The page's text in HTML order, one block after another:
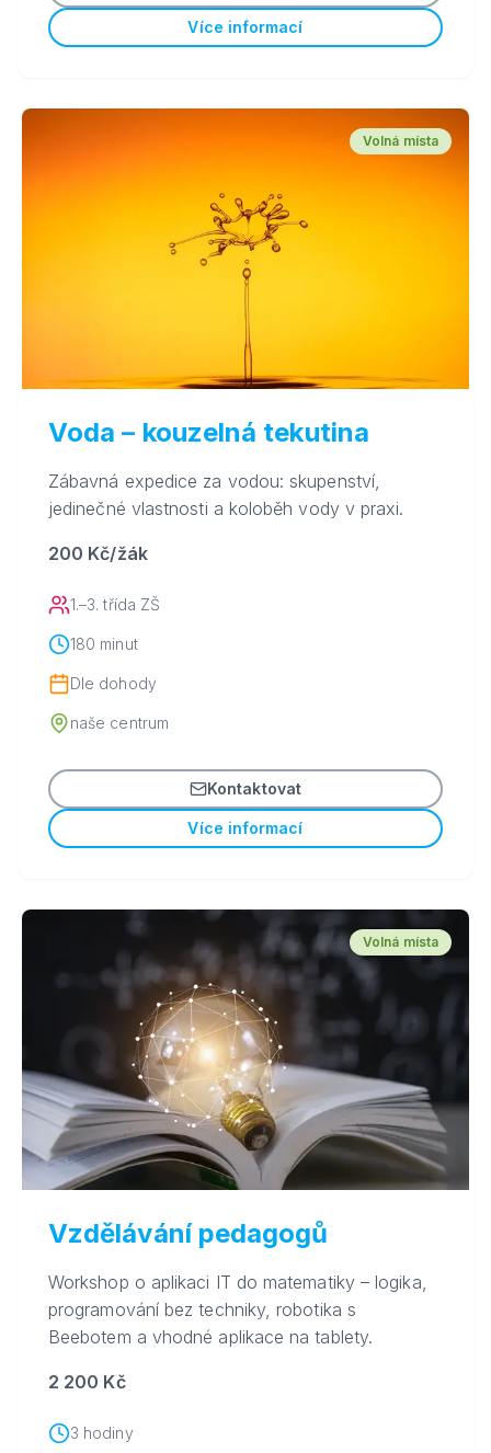
Více informací
Volná místa
Voda – kouzelná tekutina
Zábavná expedice za vodou: skupenství,
jedinečné vlastnosti a koloběh vody v praxi.
200 Kč/žák
1.–3. třída ZŠ
180 minut
Dle dohody
naše centrum
Kontaktovat
Více informací
Volná místa
Vzdělávání pedagogů
Workshop o aplikaci IT do matematiky – logika,
programování bez techniky, robotika s
Beebotem a vhodné aplikace na tablety.
2 200 Kč
3 hodiny